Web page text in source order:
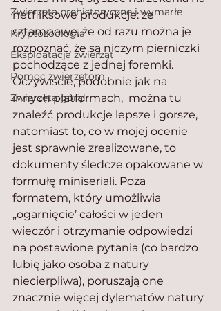
Zwierzęta prehistoryczne i wymarłe
Kryptozoologia
Eksploatacja zwierząt
Pomoc zwierzętom
Zwierzęta górą!
netfliksowe produkcje: że
sztampowe, że od razu można je
rozpoznać, że są niczym pierniczki
pochodzące z jednej foremki.
Oczywiście, podobnie jak na
innych platformach,  można tu
znaleźć produkcje lepsze i gorsze,
natomiast to, co w mojej ocenie
jest sprawnie zrealizowane, to
dokumenty śledcze opakowane w
formułę miniseriali. Poza
formatem, który umożliwia
„ogarnięcie’ całości w jeden
wieczór i otrzymanie odpowiedzi
na postawione pytania (co bardzo
lubię jako osoba z natury
niecierpliwa), poruszają one
znacznie więcej dylematów natury